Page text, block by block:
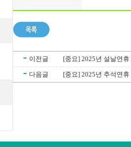
이전글 [중요] 2025년 설날연
다음글 [중요] 2025년 추석연